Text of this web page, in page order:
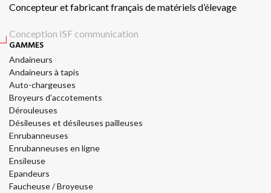
Concepteur et fabricant français de matériels d’élevage
Conception ISF communication
GAMMES
Andaineurs
Andaineurs à tapis
Auto-chargeuses
Broyeurs d’accotements
Dérouleuses
Désileuses et désileuses pailleuses
Enrubanneuses
Enrubanneuses en ligne
Ensileuse
Epandeurs
Faucheuse / Broyeuse